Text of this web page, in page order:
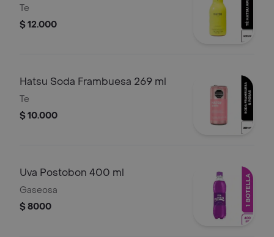
Te
$ 12.000
Hatsu Soda Frambuesa 269 ml
Te
$ 10.000
Uva Postobon 400 ml
Gaseosa
$ 8000